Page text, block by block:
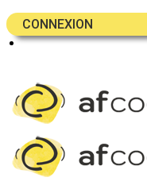
CONNEXION